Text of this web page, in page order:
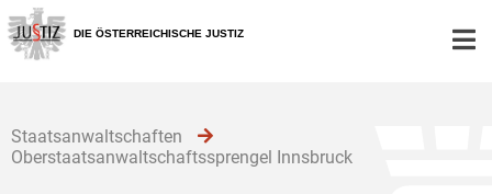
Zur
Hauptnavigation
[1]
Zum
Inhalt
[2]
Zum
Untermenü
[3]
DIE ÖSTERREICHISCHE JUSTIZ
Staatsanwaltschaften
Oberstaatsanwaltschaftssprengel Innsbruck